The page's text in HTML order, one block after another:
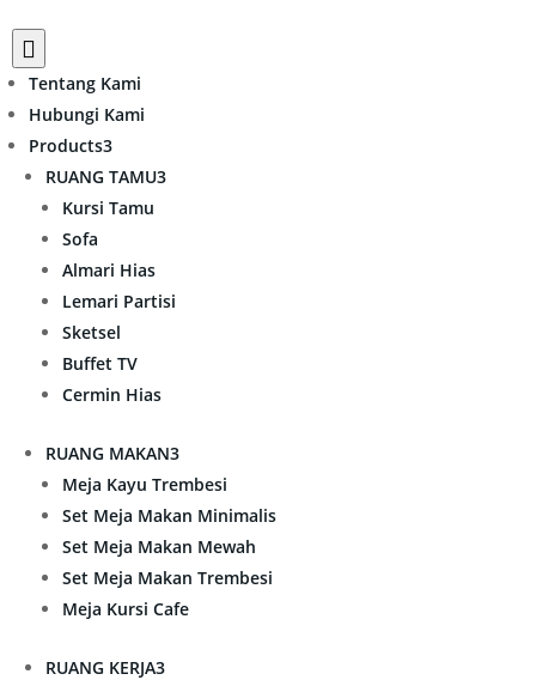

Tentang Kami
Hubungi Kami
Products3
RUANG TAMU3
Kursi Tamu
Sofa
Almari Hias
Lemari Partisi
Sketsel
Buffet TV
Cermin Hias
RUANG MAKAN3
Meja Kayu Trembesi
Set Meja Makan Minimalis
Set Meja Makan Mewah
Set Meja Makan Trembesi
Meja Kursi Cafe
RUANG KERJA3